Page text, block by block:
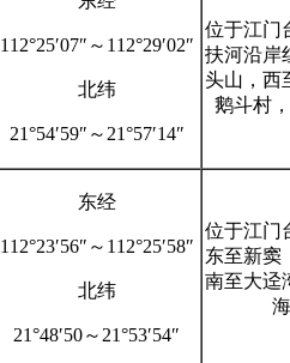
112°25′07″～112°29′02″
北纬
21°54′59″～21°57′14″
位于江门
扶河沿岸
头山，西
鹅斗村
东经
112°23′56″～112°25′58″
北纬
21°48′50～21°53′54″
位于江门
东至新窦
南至大迳